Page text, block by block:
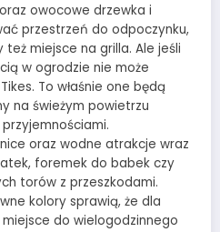
owocowe drzewka i
przestrzeń do odpoczynku,
miejsce na grilla. Ale jeśli
w ogrodzie nie może
To właśnie one będą
na świeżym powietrzu
oraz wodne atrakcje wraz
foremek do babek czy
torów z przeszkodami.
kolory sprawią, że dla
do wielogodzinnego